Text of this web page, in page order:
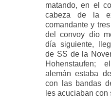
matando, en el
cabeza de la
comandante y
del convoy dio
día siguiente,
de SS de la
Hohenstaufen;
alemán estaba
con las bandas
les acuciaban